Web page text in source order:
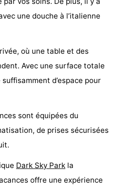
une douche à l’italienne
où une table et des
Avec une surface totale
d’espace pour
sont équipées du
de prises sécurisées
Dark Sky Park la
offre une expérience